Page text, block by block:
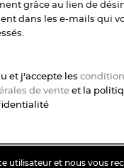
utilisateur et nous vous
grâce au lien de
dans les e-mails qui
et j'accepte les
de vente et la